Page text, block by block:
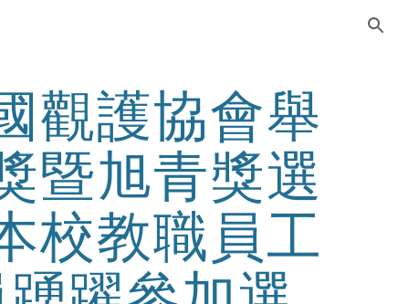
觀護協會舉
暨旭青獎選
校教職員工